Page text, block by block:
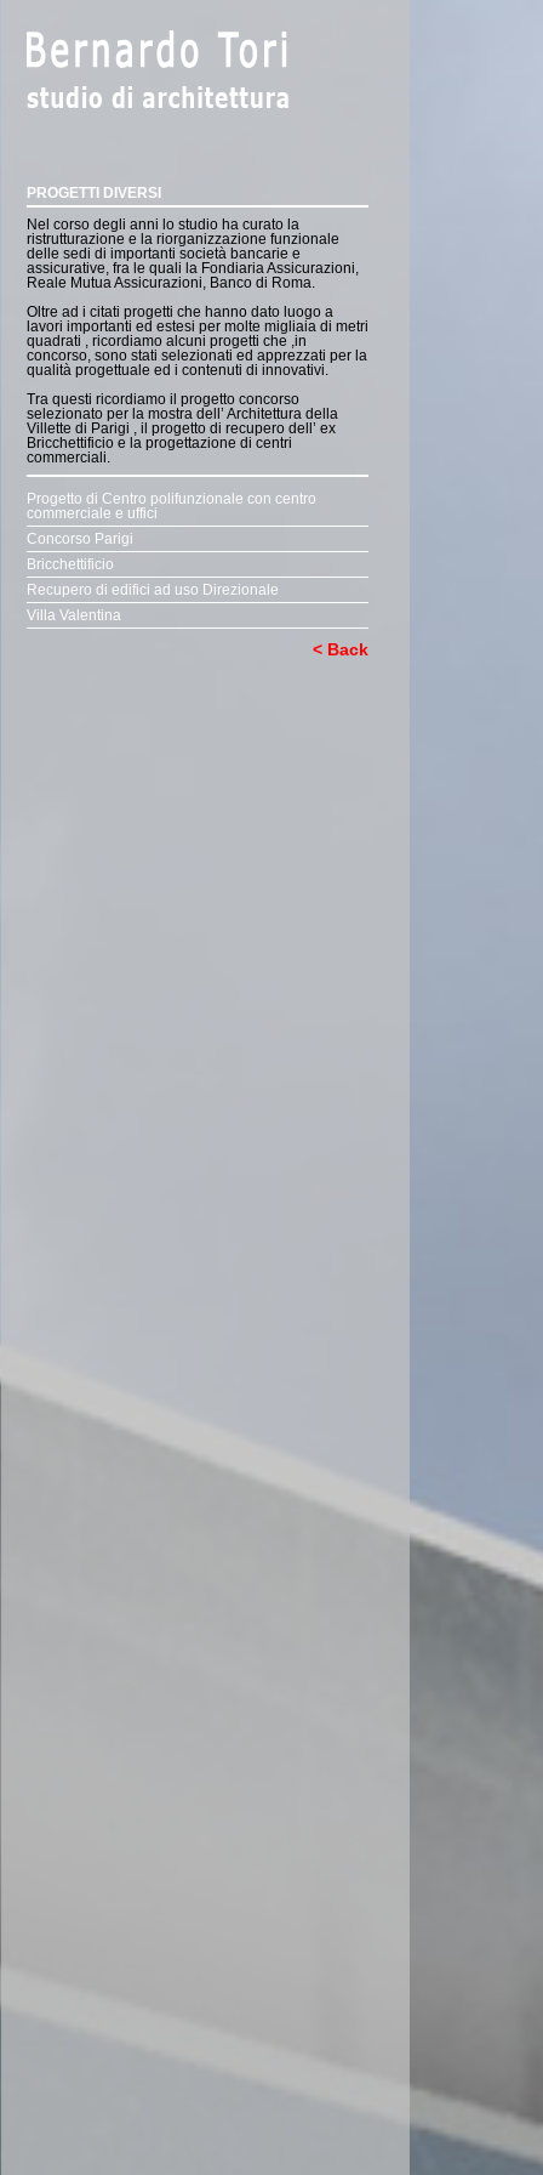
PROGETTI DIVERSI
Nel corso degli anni lo studio ha curato la
ristrutturazione e la riorganizzazione funzionale
delle sedi di importanti società bancarie e
assicurative, fra le quali la Fondiaria Assicurazioni,
Reale Mutua Assicurazioni, Banco di Roma.
Oltre ad i citati progetti che hanno dato luogo a
lavori importanti ed estesi per molte migliaia di metri
quadrati , ricordiamo alcuni progetti che ,in
concorso, sono stati selezionati ed apprezzati per la
qualità progettuale ed i contenuti di innovativi.
Tra questi ricordiamo il progetto concorso
selezionato per la mostra dell’ Architettura della
Villette di Parigi , il progetto di recupero dell’ ex
Bricchettificio e la progettazione di centri
commerciali.
Progetto di Centro polifunzionale con centro
commerciale e uffici
Concorso Parigi
Bricchettificio
Recupero di edifici ad uso Direzionale
Villa Valentina
< Back